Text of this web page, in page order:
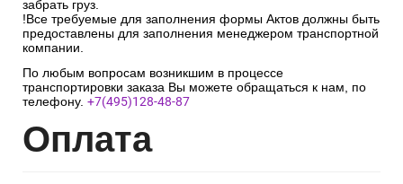
забрать груз.
!Все требуемые для заполнения формы Актов должны быть
предоставлены для заполнения менеджером транспортной
компании.
По любым вопросам возникшим в процессе
транспортировки заказа Вы можете обращаться к нам, по
телефону. +7(495)128-48-87
Оплата